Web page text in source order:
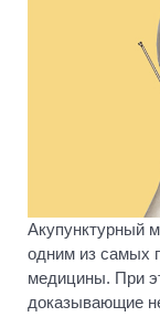
Акупунктурный
одним из самых
медицины. При
доказывающие